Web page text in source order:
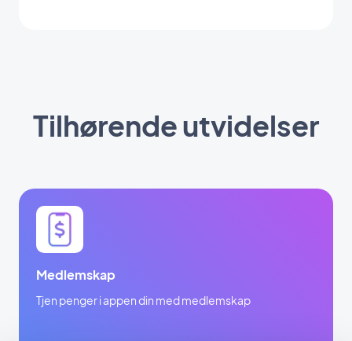
Tilhørende utvidelser
Medlemskap
Tjen penger i appen din med medlemskap